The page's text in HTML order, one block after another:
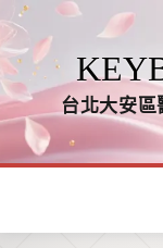
Skip
to
content
台北大安